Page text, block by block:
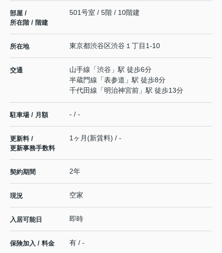
部屋 /
所在階 / 階建
501号室 / 5階 / 10階建
所在地 東京都渋谷区渋谷 １丁目1-10
交通 山手線 「渋谷 」駅 徒歩6分
半蔵門線 「表参道 」駅 徒歩8分
千代田線 「明治神宮前 」駅 徒歩13分
駐車場 / 月額 - / -
更新料 /
更新事務手数料
1ヶ月(新賃料) / -
契約期間 2年
現況 空家
入居可能日 即時
保険加入 / 料金 有 / -